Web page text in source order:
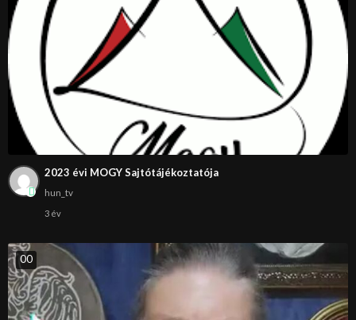
2023 évi MOGY Sajtótájékoztatója
hun_tv
3 év
00